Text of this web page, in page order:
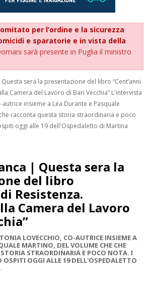
per l’ordine e la sicurezza
e sparatorie e in vista della
sarà presente in Puglia il ministro
sera la presentazione del libro “Cent’anni
Camera del Lavoro di Bari Vecchia” L'intervista
insieme a Lea Durante e Pasquale
racconta questa storia straordinaria e poco
oggi alle 19 dell'Ospedaletto di Martina
| Questa sera la
del libro
Resistenza.
Camera del Lavoro
LOVECCHIO, CO-AUTRICE INSIEME A
MARTINO, DEL VOLUME CHE CHE
STRAORDINARIA E POCO NOTA. I
OSPITI OGGI ALLE 19 DELL'OSPEDALETTO